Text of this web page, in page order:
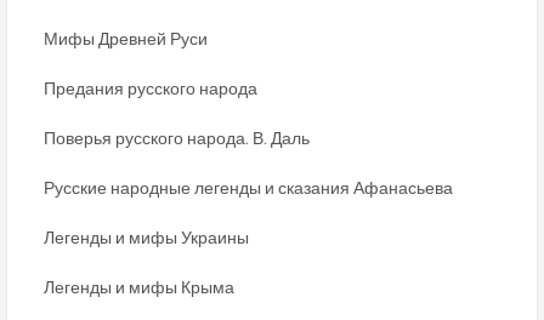
Мифы Древней Руси
Предания русского народа
Поверья русского народа. В. Даль
Русские народные легенды и сказания Афанасьева
Легенды и мифы Украины
Легенды и мифы Крыма